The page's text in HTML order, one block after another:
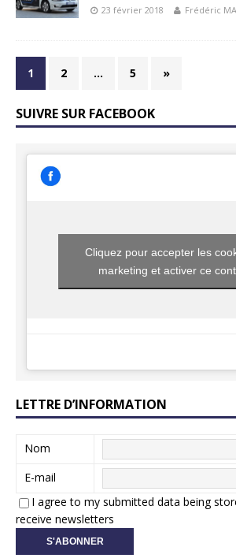
23 février 2018 Frédéric
1 2 … 5 »
SUIVRE SUR FACEBOOK
Cliquez pour accepter les
marketing et activer ce
LETTRE D’INFORMATION
Nom
E-mail
I agree to my submitted data being
receive newsletters